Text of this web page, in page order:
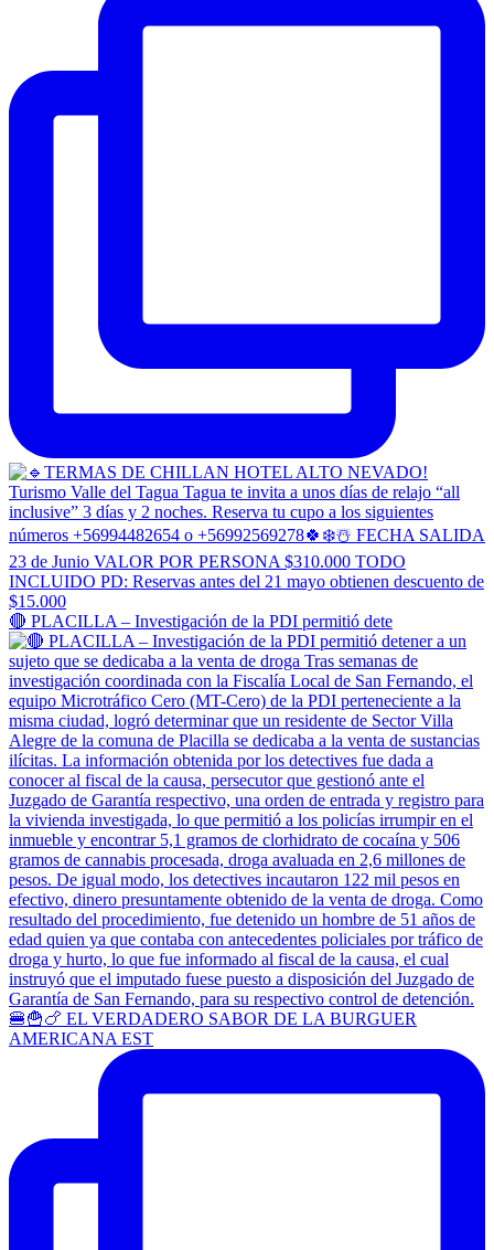
🔴 PLACILLA – Investigación de la PDI permitió dete
🍔🍟🍗 EL VERDADERO SABOR DE LA BURGUER
AMERICANA EST